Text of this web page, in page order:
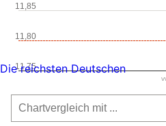
11,75
11,80
11,85
Die reichsten Deutschen